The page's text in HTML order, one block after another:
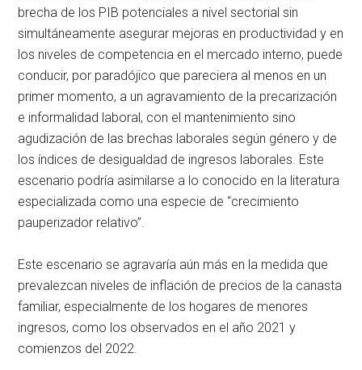
brecha de los PIB potenciales a nivel sectorial sin
simultáneamente asegurar mejoras en productividad y en
los niveles de competencia en el mercado interno, puede
conducir, por paradójico que pareciera al menos en un
primer momento, a un agravamiento de la precarización
e informalidad laboral, con el mantenimiento sino
agudización de las brechas laborales según género y de
los índices de desigualdad de ingresos laborales. Este
escenario podría asimilarse a lo conocido en la literatura
especializada como una especie de “crecimiento
pauperizador relativo”.
Este escenario se agravaría aún más en la medida que
prevalezcan niveles de inflación de precios de la canasta
familiar, especialmente de los hogares de menores
ingresos, como los observados en el año 2021 y
comienzos del 2022.